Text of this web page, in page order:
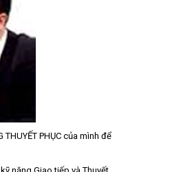
PHỤC của mình để